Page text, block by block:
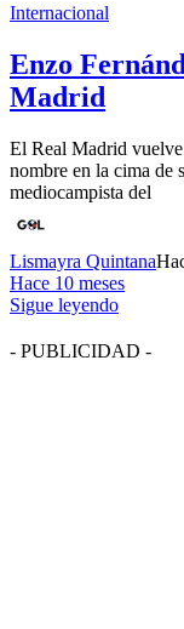
Internacional
Enzo
Madrid
El Real Madrid
nombre en la cima de
mediocampista del
Lismayra Quintana
Hace 10 meses
Sigue leyendo
- PUBLICIDAD -